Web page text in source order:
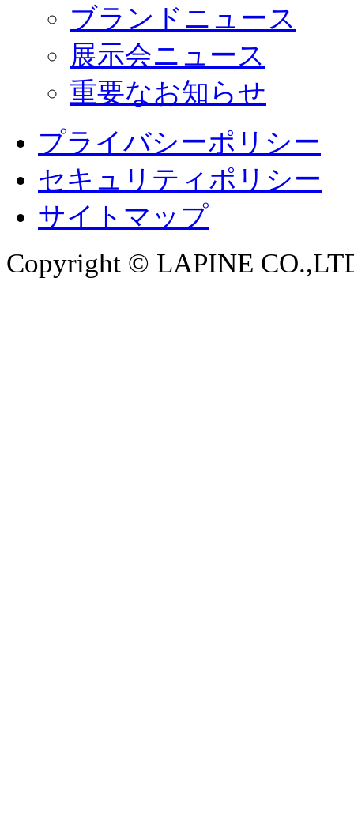
ブランドニュース
展示会ニュース
重要なお知らせ
プライバシーポリシー
セキュリティポリシー
サイトマップ
Copyright © LAPINE